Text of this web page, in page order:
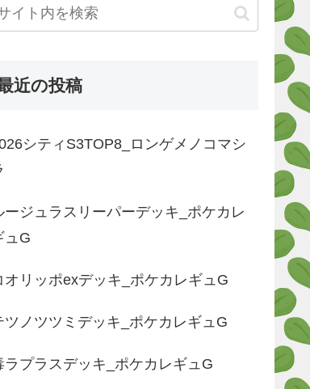
近の投稿
シティS3TOP8_ロンゲメノコマシ
ージュラスリーパーデッキ_ポケカレ
ュG
オリッポexデッキ_ポケカレギュG
ツノツツミデッキ_ポケカレギュG
ラプラスデッキ_ポケカレギュG